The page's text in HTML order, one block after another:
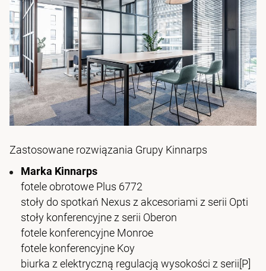
Zastosowane rozwiązania Grupy Kinnarps
Marka Kinnarps
fotele obrotowe Plus 6772
stoły do spotkań Nexus z akcesoriami z serii Opti
stoły konferencyjne z serii Oberon
fotele konferencyjne Monroe
fotele konferencyjne Koy
biurka z elektryczną regulacją wysokości z serii[P]